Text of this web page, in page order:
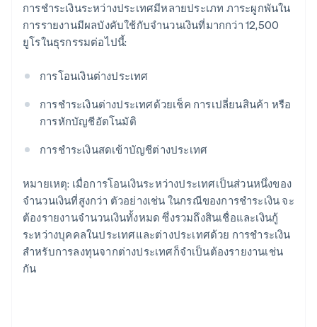
การชำระเงินระหว่างประเทศมีหลายประเภท ภาระผูกพันใน
การรายงานมีผลบังคับใช้กับจำนวนเงินที่มากกว่า 12,500
ยูโรในธุรกรรมต่อไปนี้:
การโอนเงินต่างประเทศ
การชำระเงินต่างประเทศด้วยเช็ค การเปลี่ยนสินค้า หรือ
การหักบัญชีอัตโนมัติ
การชำระเงินสดเข้าบัญชีต่างประเทศ
หมายเหตุ: เมื่อการโอนเงินระหว่างประเทศเป็นส่วนหนึ่งของ
จำนวนเงินที่สูงกว่า ตัวอย่างเช่น ในกรณีของการชำระเงิน จะ
ต้องรายงานจำนวนเงินทั้งหมด ซึ่งรวมถึงสินเชื่อและเงินกู้
ระหว่างบุคคลในประเทศและต่างประเทศด้วย การชำระเงิน
สำหรับการลงทุนจากต่างประเทศก็จำเป็นต้องรายงานเช่น
กัน